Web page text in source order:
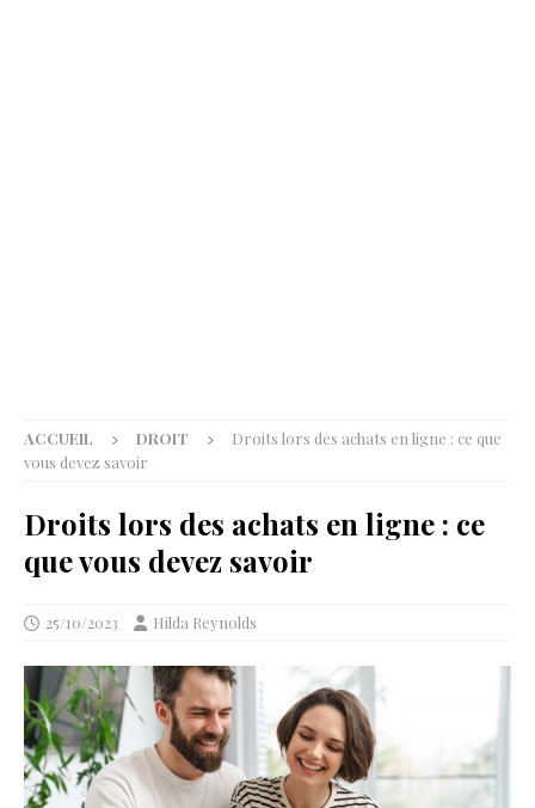
ACCUEIL DROIT
Droits lors des achats en ligne : ce que
vous devez savoir
Droits lors des achats en ligne : ce
que vous devez savoir
25/10/2023 Hilda Reynolds